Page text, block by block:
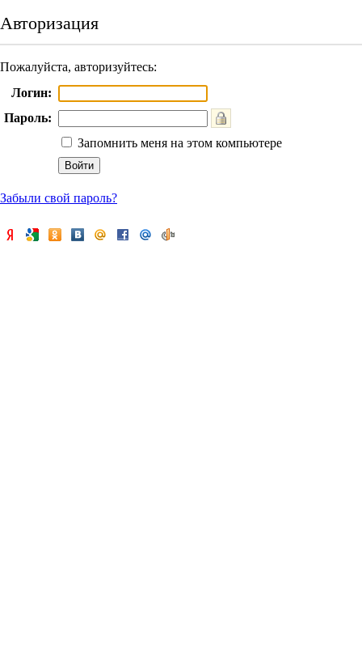
Авторизация
Пожалуйста, авторизуйтесь:
Логин:
Пароль:
Запомнить меня на этом компьютере
Забыли свой пароль?